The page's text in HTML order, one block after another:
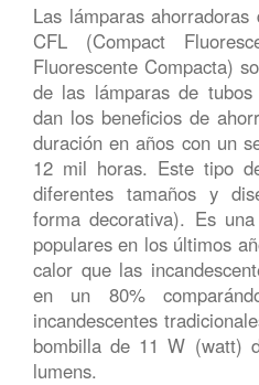
Las lámparas
CFL (Compact
Fluorescente Compacta)
de las lámparas de tubos
dan los beneficios de
duración en años con un
12 mil horas. Este tipo
diferentes tamaños y
forma decorativa). Es
populares en los últimos
calor que las
en un 80%
incandescentes
bombilla de 11 W (watt)
lumens.